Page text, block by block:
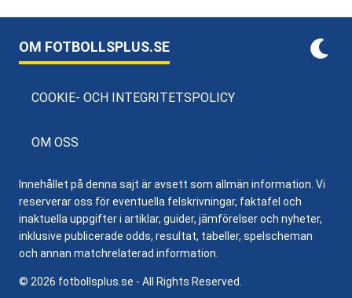
OM FOTBOLLSPLUS.SE
COOKIE- OCH INTEGRITETSPOLICY
OM OSS
Innehållet på denna sajt är avsett som allmän information. Vi
reserverar oss för eventuella felskrivningar, faktafel och
inaktuella uppgifter i artiklar, guider, jämförelser och nyheter,
inklusive publicerade odds, resultat, tabeller, spelscheman
och annan matchrelaterad information.
© 2026 fotbollsplus.se - All Rights Reserved.